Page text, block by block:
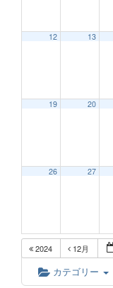
12 13
19 20
26 27
2024 12月
カテゴリー
2:00 AM
6:00 AM